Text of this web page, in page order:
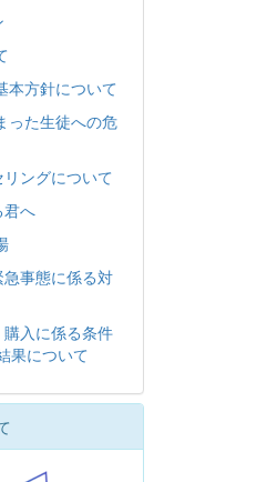
本方針について
った生徒への危
ングについて
へ
事態に係る対
入に係る条件
果について